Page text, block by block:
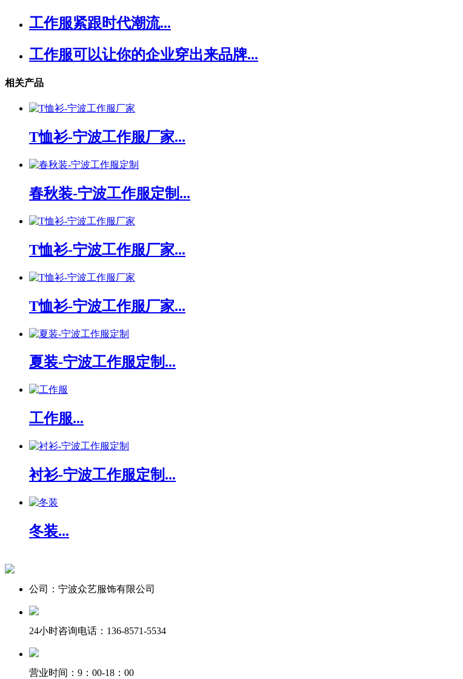
工作服紧跟时代潮流...
工作服可以让你的企业穿出来品牌...
相关产品
T恤衫-宁波工作服厂家...
春秋装-宁波工作服定制...
T恤衫-宁波工作服厂家...
T恤衫-宁波工作服厂家...
夏装-宁波工作服定制...
工作服...
衬衫-宁波工作服定制...
冬装...
公司：宁波众艺服饰有限公司
24小时咨询电话：136-8571-5534
营业时间：9：00-18：00